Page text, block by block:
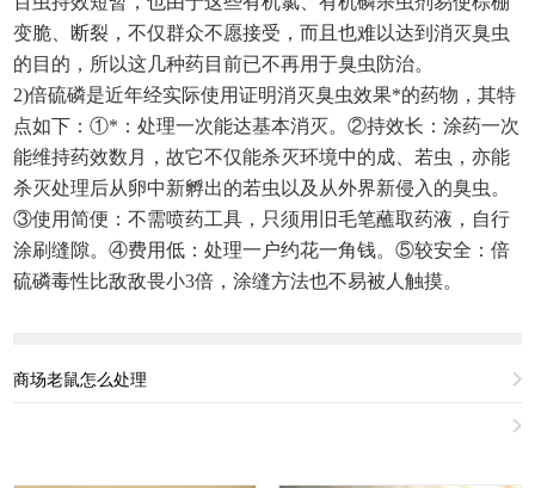
变脆、断裂，不仅群众不愿接受，而且也难以达到消灭臭虫
的目的，所以这几种药目前已不再用于臭虫防治。
2)倍硫磷是近年经实际使用证明消灭臭虫效果*的药物，其特
点如下：①*：处理一次能达基本消灭。②持效长：涂药一次
能维持药效数月，故它不仅能杀灭环境中的成、若虫，亦能
杀灭处理后从卵中新孵出的若虫以及从外界新侵入的臭虫。
③使用简便：不需喷药工具，只须用旧毛笔蘸取药液，自行
涂刷缝隙。④费用低：处理一户约花一角钱。⑤较安全：倍
硫磷毒性比敌敌畏小3倍，涂缝方法也不易被人触摸。
商场老鼠怎么处理